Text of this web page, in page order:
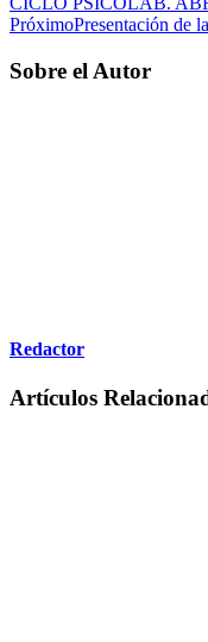
PróximoPresentación de
Sobre el Autor
Redactor
Artículos